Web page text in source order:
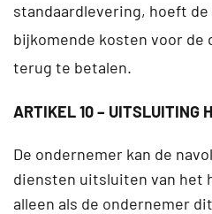
standaardlevering, hoeft
bijkomende kosten voor
terug te betalen.
ARTIKEL 10 – UITSLUITING
De ondernemer kan de
diensten uitsluiten van het
alleen als de ondernemer